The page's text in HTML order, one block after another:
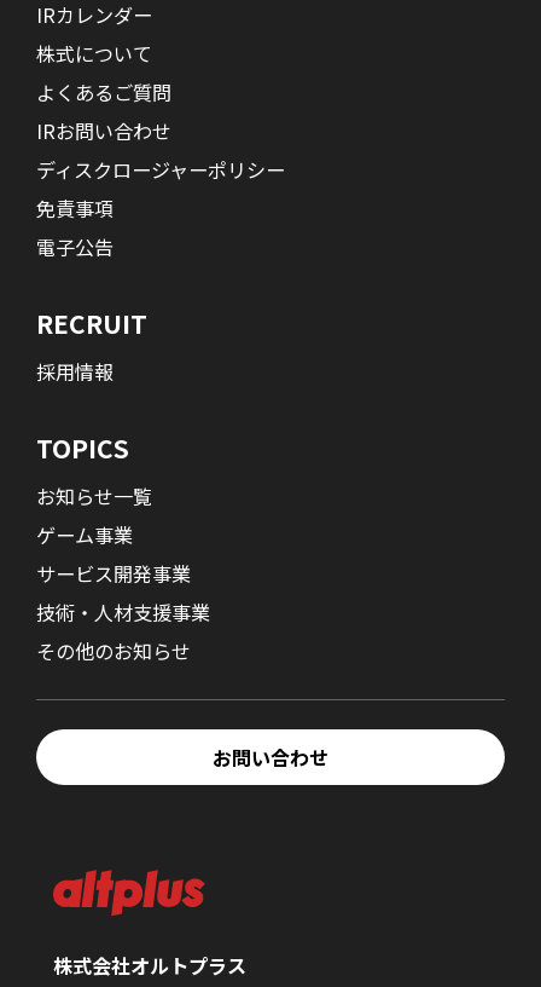
株式会社オルトプラス
IRカレンダー
株式について
よくあるご質問
IRお問い合わせ
ディスクロージャーポリシー
免責事項
電子公告
RECRUIT
採用情報
TOPICS
お知らせ一覧
ゲーム事業
サービス開発事業
技術・人材支援事業
その他のお知らせ
お問い合わせ